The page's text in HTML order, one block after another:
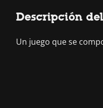
Descripción
Un juego que se